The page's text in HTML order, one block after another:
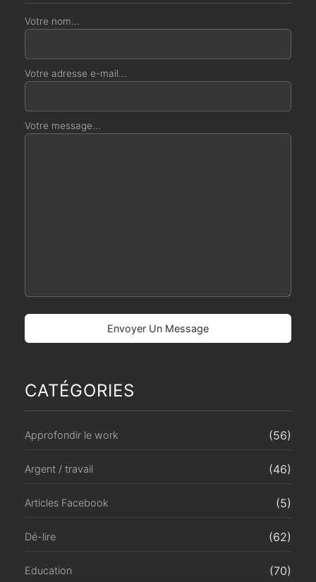
Votre nom...
Votre adresse e-mail...
Votre message...
CATÉGORIES
Approfondir le work (56)
Argent / travail (46)
Articles Facebook (5)
Dé-lire (62)
Education (70)